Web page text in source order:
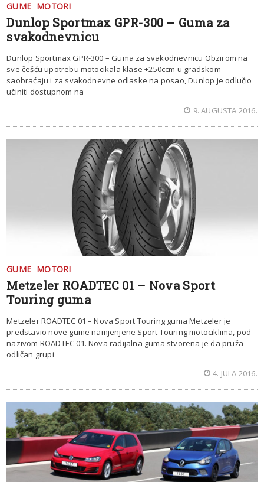
GUME MOTORI
Dunlop Sportmax GPR-300 – Guma za
svakodnevnicu
Dunlop Sportmax GPR-300 – Guma za svakodnevnicu Obzirom na
sve češću upotrebu motocikala klase +250ccm u gradskom
saobraćaju i za svakodnevne odlaske na posao, Dunlop je odlučio
učiniti dostupnom na
9. AUGUSTA 2016.
GUME MOTORI
Metzeler ROADTEC 01 – Nova Sport
Touring guma
Metzeler ROADTEC 01 – Nova Sport Touring guma Metzeler je
predstavio nove gume namjenjene Sport Touring motociklima, pod
nazivom ROADTEC 01. Nova radijalna guma stvorena je da pruža
odličan grupi
4. JULA 2016.